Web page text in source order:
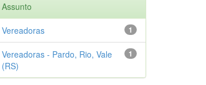
Assunto
1
Vereadoras
1
Vereadoras - Pardo, Rio, Vale
(RS)